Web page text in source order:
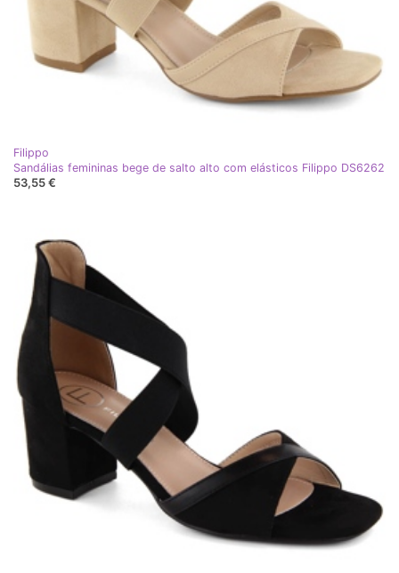
Filippo
Sandálias femininas bege de salto alto com elásticos Filippo DS6262
53,55 €